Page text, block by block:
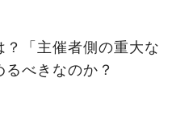
「主催者側の重大な
べきなのか？